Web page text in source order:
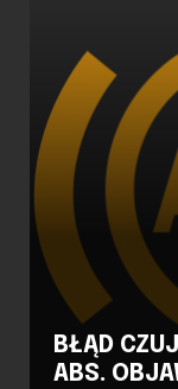
BŁĄD
ABS.